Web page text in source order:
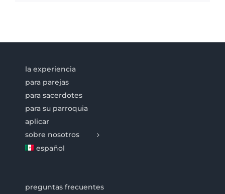
la experiencia
para parejas
para sacerdotes
para su parroquia
aplicar
sobre nosotros
español
preguntas frecuentes